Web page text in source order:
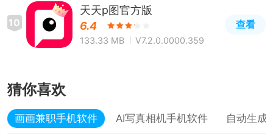
10
天天p图官方版
6.4
133.33 MB V7.2.0.0000.359
查看
猜你喜欢
画画兼职手机软件 AI写真相机手机软件 自动生成